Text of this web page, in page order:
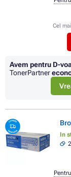
Cel
Avem pentru D-
TonerPartner
In